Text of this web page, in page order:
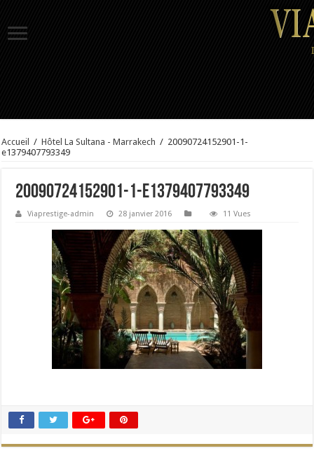
Accueil / Hôtel La Sultana - Marrakech / 20090724152901-1-
e1379407793349
20090724152901-1-e1379407793349
Viaprestige-admin 28 janvier 2016 11 Vues